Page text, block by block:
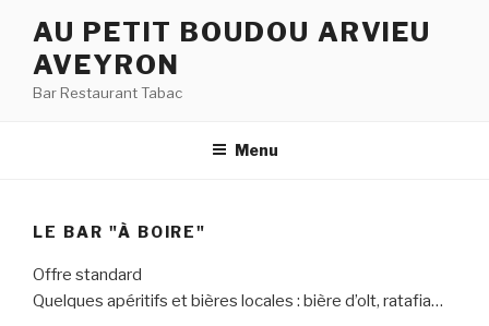
contenu
principal
AU PETIT BOUDOU ARVIEU
AVEYRON
Bar Restaurant Tabac
Menu
LE BAR "À BOIRE"
Offre standard
Quelques apéritifs et bières locales : bière d’olt, ratafia…